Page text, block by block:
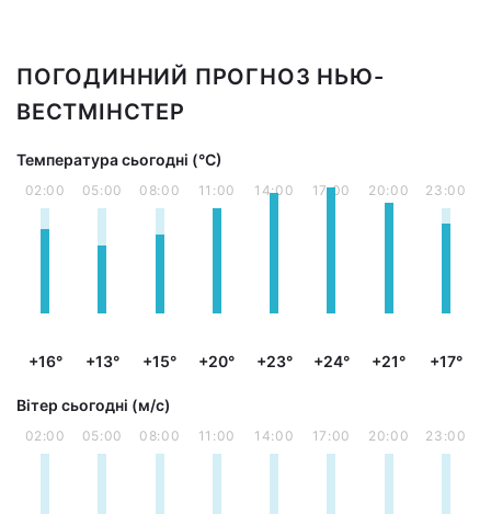
ПОГОДИННИЙ ПРОГНОЗ НЬЮ-
ВЕСТМІНСТЕР
Температура сьогодні (°С)
02:00
+16°
05:00
+13°
08:00
+15°
11:00
+20°
14:00
+23°
17:00
+24°
20:00
+21°
23:00
+17°
Вітер сьогодні (м/с)
02:00 05:00 08:00 11:00 14:00 17:00 20:00 23:00